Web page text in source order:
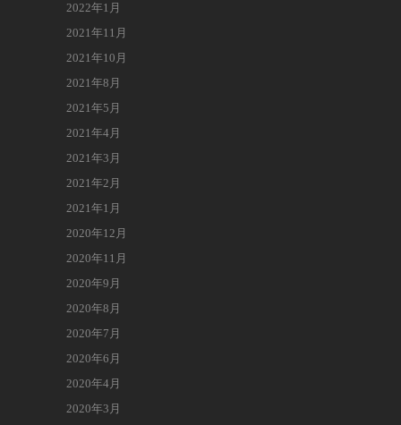
2022年1月
2021年11月
2021年10月
2021年8月
2021年5月
2021年4月
2021年3月
2021年2月
2021年1月
2020年12月
2020年11月
2020年9月
2020年8月
2020年7月
2020年6月
2020年4月
2020年3月